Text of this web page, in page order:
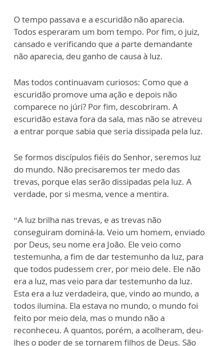
O tempo passava e a escuridão não aparecia.
Todos esperaram um bom tempo. Por fim, o juiz,
cansado e verificando que a parte demandante
não aparecia, deu ganho de causa à luz.
Mas todos continuavam curiosos: Como que a
escuridão promove uma ação e depois não
comparece no júri? Por fim, descobriram. A
escuridão estava fora da sala, mas não se atreveu
a entrar porque sabia que seria dissipada pela luz.
Se formos discípulos fiéis do Senhor, seremos luz
do mundo. Não precisaremos ter medo das
trevas, porque elas serão dissipadas pela luz. A
verdade, por si mesma, vence a mentira.
“A luz brilha nas trevas, e as trevas não
conseguiram dominá-la. Veio um homem, enviado
por Deus, seu nome era João. Ele veio como
testemunha, a fim de dar testemunho da luz, para
que todos pudessem crer, por meio dele. Ele não
era a luz, mas veio para dar testemunho da luz.
Esta era a luz verdadeira, que, vindo ao mundo, a
todos ilumina. Ela estava no mundo, o mundo foi
feito por meio dela, mas o mundo não a
reconheceu. A quantos, porém, a acolheram, deu-
lhes o poder de se tornarem filhos de Deus. São